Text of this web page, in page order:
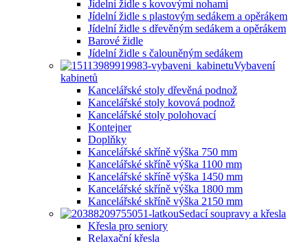
Jídelní židle s kovovými nohami
Jídelní židle s plastovým sedákem a opěrákem
Jídelní židle s dřevěným sedákem a opěrákem
Barové židle
Jídelní židle s čalouněným sedákem
Vybavení
kabinetů
Kancelářské stoly dřevěná podnož
Kancelářské stoly kovová podnož
Kancelářské stoly polohovací
Kontejner
Doplňky
Kancelářské skříně výška 750 mm
Kancelářské skříně výška 1100 mm
Kancelářské skříně výška 1450 mm
Kancelářské skříně výška 1800 mm
Kancelářské skříně výška 2150 mm
Sedací soupravy a křesla
Křesla pro seniory
Relaxační křesla